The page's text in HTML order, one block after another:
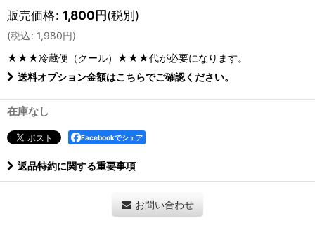
販売価格: 1,800円(税別)
(税込: 1,980円)
★★★冷蔵便（クール）★★★代が必要になります。
送料オプション金額はこちらでご確認ください。
在庫なし
Facebookでシェア
返品特約に関する重要事項
お問い合わせ